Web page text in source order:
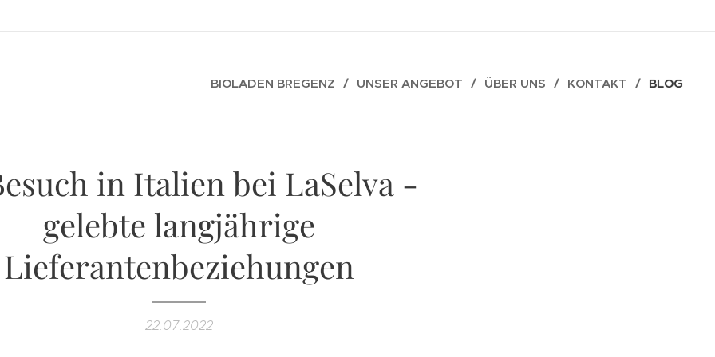
BIOLADEN BREGENZ UNSER ANGEBOT ÜBER UNS KONTAKT BLOG
in Italien bei LaSelva -
gelebte langjährige
Lieferantenbeziehungen
22.07.2022